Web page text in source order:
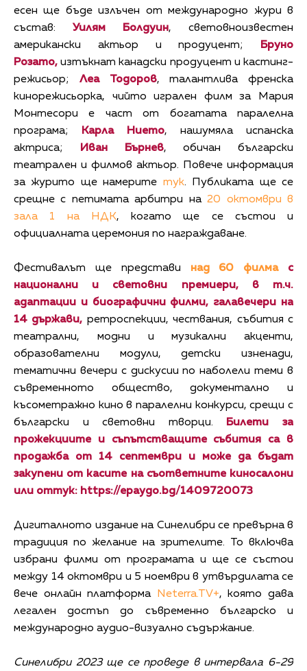
есен ще бъде излъчен от международно жури в
състав: Уилям Болдуин, световноизвестен
американски актьор и продуцент;
Бруно
Розато, изтъкнат канадски продуцент и кастинг-
режисьор; Леа Тодоров, талантлива френска
кинорежисьорка, чийто игрален филм за Мария
Монтесори е част от богатата паралелна
програма;
Карла Нието, нашумяла испанска
актриса;
Иван Бърнев, обичан български
театрален и филмов актьор. Повече информация
за журито ще намерите тук. Публиката ще се
срещне с петимата арбитри на20 октомври в
зала 1 на НДК, когато ще се състои и
официалната церемония по награждаване.
Фестивалът ще представи над 60 филмас
национални и световни премиери, в т.ч.
адаптации и биографични филми, галавечери на
14 държави, ретроспекции, чествания, събития с
театрални, модни и музикални акценти,
образователни модули, детски изненади,
тематични вечери с дискусии по наболели теми в
съвременното общество, документално и
късометражно кино в паралелни конкурси, срещи с
български и световни творци.
Билети за
прожекциите и съпътстващите събития са в
продажба от 14 септември и може да бъдат
закупени от касите на съответните киносалони
или оттук: https://epaygo.bg/1409720073
Дигиталното издание на Синелибри се превърна в
традиция по желание на зрителите. То включва
избрани филми от програмата и ще се състои
между 14 октомври и 5 ноември в утвърдилата се
вече онлайн платформа
Neterra.TV+, която дава
легален достъп до съвременно българско и
международно аудио-визуално съдържание.
Синелибри 2023 ще се проведе в интервала 6-29